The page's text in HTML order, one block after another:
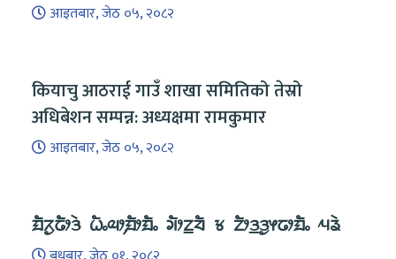
आइतबार, जेठ ०५, २०८२
कियाचु आठराई गाउँ शाखा समितिको तेस्रो
अधिबेशन सम्पन्न: अध्यक्षमा रामकुमार
आइतबार, जेठ ०५, २०८२
ᤀᤠᤖᤢᤒᤥᤋᤧ ᤐᤠᤱᤓᤣ᤹ᤀᤥᤀᤠᤱ ᤆᤥᤁ᤻ᤔᤠ ᤃ ᤁᤥᤋ᤻ᤋᤢᤶᤒᤣᤀᤠᤱ ᤘᤕᤧ